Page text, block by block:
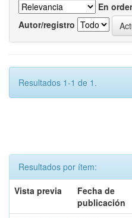
En
Autor/registro
Resultados 1-1 de 1.
Resultados por ítem:
Vista previa
Fecha de
publicación